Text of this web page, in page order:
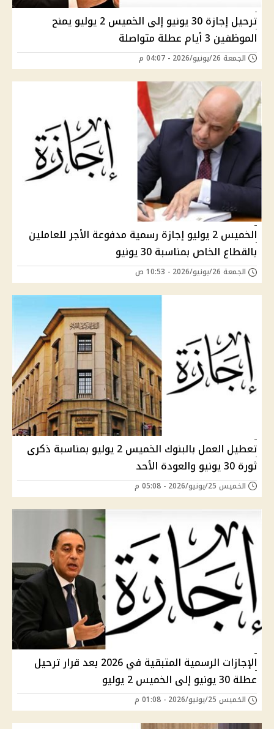
ترحيل إجازة 30 يونيو إلى الخميس 2 يوليو يمنح
الموظفين 3 أيام عطلة متواصلة
الجمعة 26/يونيو/2026 - 04:07 م
الخميس 2 يوليو إجازة رسمية مدفوعة الأجر للعاملين
بالقطاع الخاص بمناسبة 30 يونيو
الجمعة 26/يونيو/2026 - 10:53 ص
تعطيل العمل بالبنوك الخميس 2 يوليو بمناسبة ذكرى
ثورة 30 يونيو والعودة الأحد
الخميس 25/يونيو/2026 - 05:08 م
الإجازات الرسمية المتبقية في 2026 بعد قرار ترحيل
عطلة 30 يونيو إلى الخميس 2 يوليو
الخميس 25/يونيو/2026 - 01:08 م